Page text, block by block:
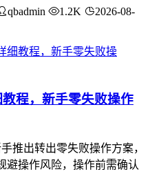
qbadmin 1.2K
2026-08-
程，新手零失败操作
推出转出零失败操作方案，
避操作风险，操作前需确认